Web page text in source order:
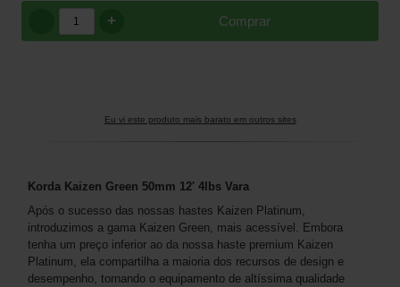
Comprar
+
Eu vi este produto mais barato em outros sites
Korda Kaizen Green 50mm 12' 4lbs Vara
Após o sucesso das nossas hastes Kaizen Platinum,
introduzimos a gama Kaizen Green, mais acessível. Embora
tenha um preço inferior ao da nossa haste premium Kaizen
Platinum, ela compartilha a maioria dos recursos de design e
desempenho, tornando o equipamento de altíssima qualidade